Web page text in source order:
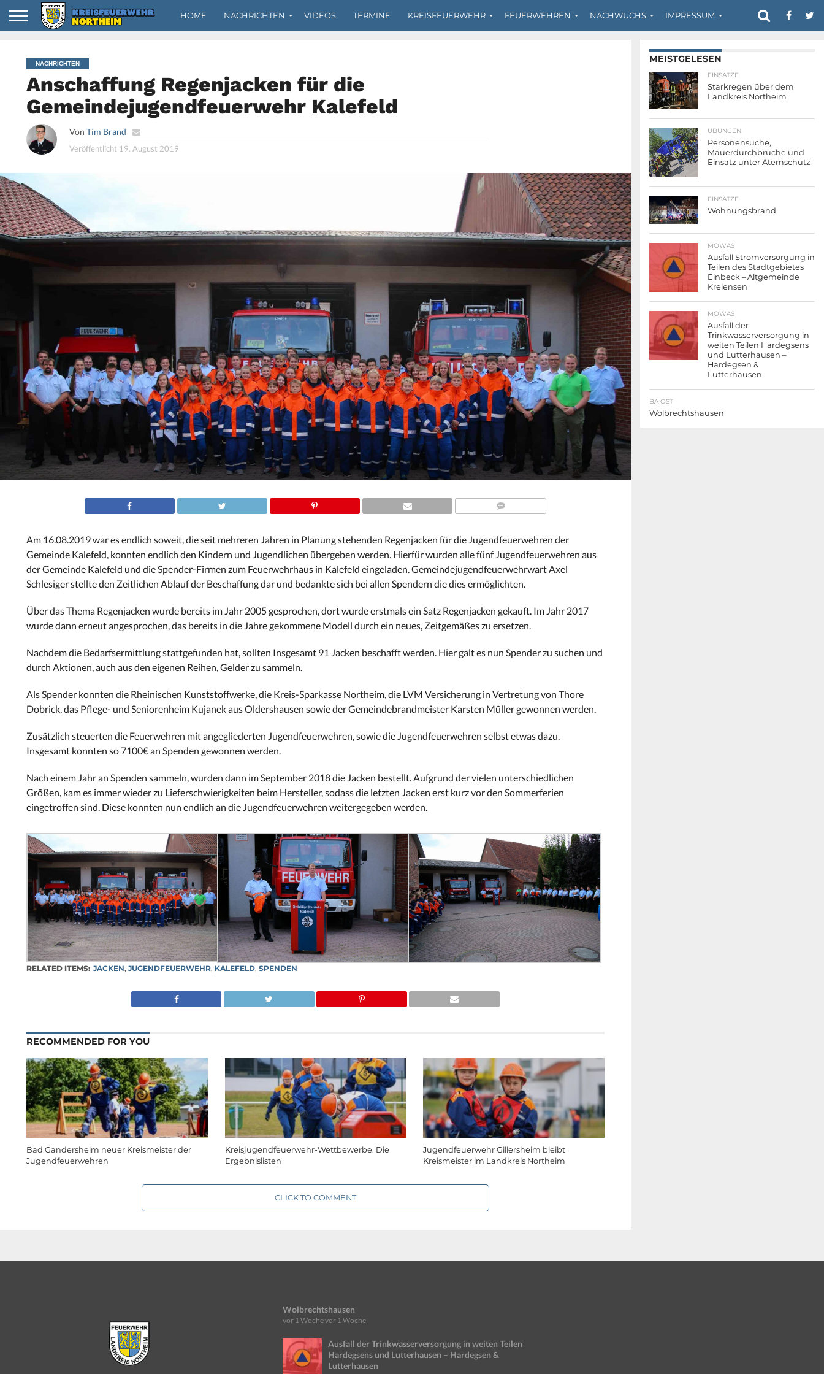
HOME NACHRICHTEN VIDEOS TERMINE KREISFEUERWEHR FEUERWEHREN NACHWUCHS IMPRESSUM
NACHRICHTEN
Anschaffung Regenjacken für die
Gemeindejugendfeuerwehr Kalefeld
Von Tim Brand
Veröffentlicht 19. August 2019
Am 16.08.2019 war es endlich soweit, die seit mehreren Jahren in Planung stehenden Regenjacken für die Jugendfeuerwehren der
Gemeinde Kalefeld, konnten endlich den Kindern und Jugendlichen übergeben werden. Hierfür wurden alle fünf Jugendfeuerwehren aus
der Gemeinde Kalefeld und die Spender-Firmen zum Feuerwehrhaus in Kalefeld eingeladen. Gemeindejugendfeuerwehrwart Axel
Schlesiger stellte den Zeitlichen Ablauf der Beschaffung dar und bedankte sich bei allen Spendern die dies ermöglichten.
Über das Thema Regenjacken wurde bereits im Jahr 2005 gesprochen, dort wurde erstmals ein Satz Regenjacken gekauft. Im Jahr 2017
wurde dann erneut angesprochen, das bereits in die Jahre gekommene Modell durch ein neues, Zeitgemäßes zu ersetzen.
Nachdem die Bedarfsermittlung stattgefunden hat, sollten Insgesamt 91 Jacken beschafft werden. Hier galt es nun Spender zu suchen und
durch Aktionen, auch aus den eigenen Reihen, Gelder zu sammeln.
Als Spender konnten die Rheinischen Kunststoffwerke, die Kreis-Sparkasse Northeim, die LVM Versicherung in Vertretung von Thore
Dobrick, das Pflege- und Seniorenheim Kujanek aus Oldershausen sowie der Gemeindebrandmeister Karsten Müller gewonnen werden.
Zusätzlich steuerten die Feuerwehren mit angegliederten Jugendfeuerwehren, sowie die Jugendfeuerwehren selbst etwas dazu.
Insgesamt konnten so 7100€ an Spenden gewonnen werden.
Nach einem Jahr an Spenden sammeln, wurden dann im September 2018 die Jacken bestellt. Aufgrund der vielen unterschiedlichen
Größen, kam es immer wieder zu Lieferschwierigkeiten beim Hersteller, sodass die letzten Jacken erst kurz vor den Sommerferien
eingetroffen sind. Diese konnten nun endlich an die Jugendfeuerwehren weitergegeben werden.
RELATED ITEMS: JACKEN, JUGENDFEUERWEHR, KALEFELD, SPENDEN
RECOMMENDED FOR YOU
Bad Gandersheim neuer Kreismeister der
Jugendfeuerwehren
Kreisjugendfeuerwehr-Wettbewerbe: Die
Ergebnislisten
Jugendfeuerwehr Gillersheim bleibt
Kreismeister im Landkreis Northeim
CLICK TO COMMENT
MEISTGELESEN
EINSÄTZE
Starkregen über dem
Landkreis Northeim
ÜBUNGEN
Personensuche,
Mauerdurchbrüche und
Einsatz unter Atemschutz
EINSÄTZE
Wohnungsbrand
MOWAS
Ausfall Stromversorgung in
Teilen des Stadtgebietes
Einbeck – Altgemeinde
Kreiensen
MOWAS
Ausfall der
Trinkwasserversorgung in
weiten Teilen Hardegsens
und Lutterhausen –
Hardegsen &
Lutterhausen
BA OST
Wolbrechtshausen
Wolbrechtshausen
vor 1 Wochevor 1 Woche
Ausfall der Trinkwasserversorgung in weiten Teilen
Hardegsens und Lutterhausen – Hardegsen &
Lutterhausen